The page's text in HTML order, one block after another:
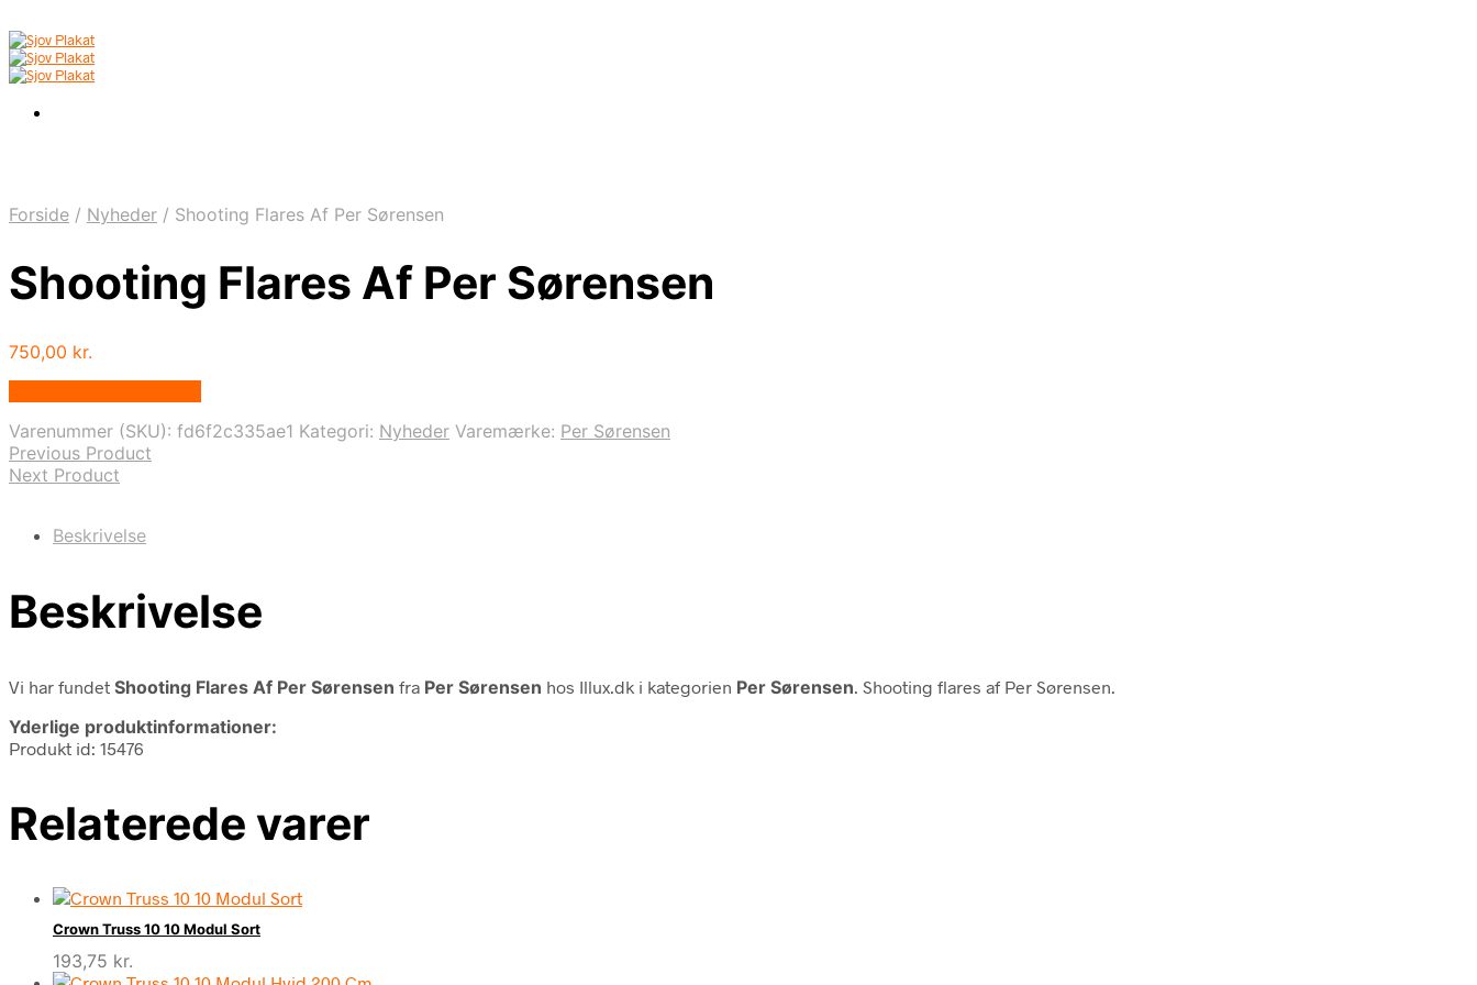
Forside / Nyheder / Shooting Flares Af Per Sørensen
Shooting Flares Af Per Sørensen
750,00 kr.
Varenummer (SKU): fd6f2c335ae1 Kategori: Nyheder Varemærke: Per Sørensen
Previous Product
Next Product
Beskrivelse
Beskrivelse
Vi har fundet Shooting Flares Af Per Sørensen fra Per Sørensen hos Illux.dk i kategorien Per Sørensen . Shooting flares af Per Sørensen.
Yderlige produktinformationer:
Produkt id: 15476
Relaterede varer
Crown Truss 10 10 Modul Sort
193,75 kr.